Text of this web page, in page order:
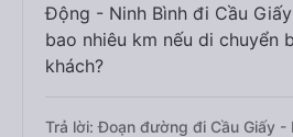
Động - Ninh Bình đi Cầu
bao nhiêu km nếu di chuyển
khách?
Trả lời: Đoạn đường đi Cầu Giấy -